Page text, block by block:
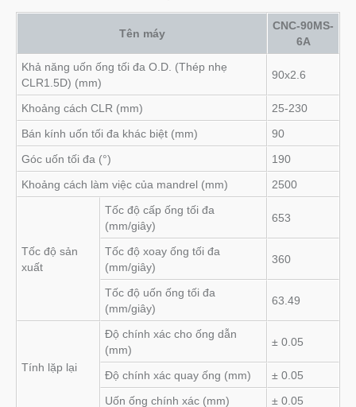
Tên máy
CNC-90MS-
6A
Khả năng uốn ống tối đa O.D. (Thép nhẹ
CLR1.5D) (mm)
90x2.6
Khoảng cách CLR (mm)
25-230
Bán kính uốn tối đa khác biệt (mm)
90
Góc uốn tối đa (°)
190
Khoảng cách làm việc của mandrel (mm)
2500
Tốc độ sản
xuất
Tốc độ cấp ống tối đa
(mm/giây)
653
Tốc độ xoay ống tối đa
(mm/giây)
360
Tốc độ uốn ống tối đa
(mm/giây)
63.49
Tính lặp lại
Độ chính xác cho ống dẫn
(mm)
± 0.05
Độ chính xác quay ống (mm)
± 0.05
Uốn ống chính xác (mm)
± 0.05